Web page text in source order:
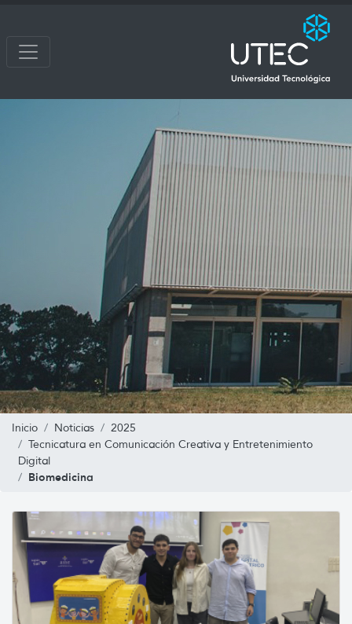
Inicio Noticias
2025
Tecnicatura en Comunicación Creativa y Entretenimiento
Digital
Biomedicina